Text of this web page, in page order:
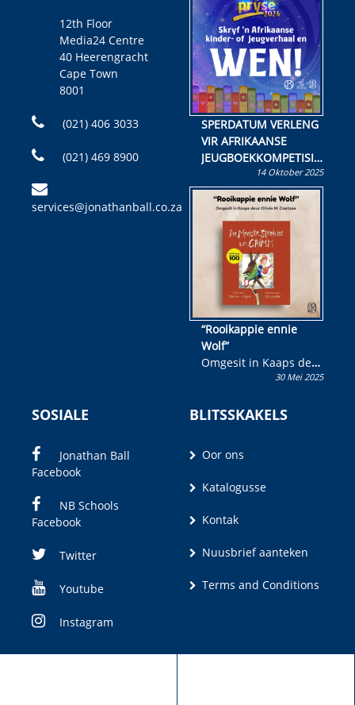
12th Floor
Media24 Centre
40 Heerengracht
Cape Town
8001
(021) 406 3033
(021) 469 8900
services@jonathanball.co.za
SPERDATUM VERLENG
VIR AFRIKAANSE
JEUGBOEKKOMPETISIE
Skryf ’n jeugboek of
kinderboek en staan ’n
kans om R50 000 te
wen!
14 Oktober 2025
“Rooikappie ennie
Wolf”
Omgesit in Kaaps deur
Olivia M. Coetzee30 Mei 2025
SOSIALE
Jonathan Ball
Facebook
NB Schools
Facebook
Twitter
Youtube
Instagram
BLITSSKAKELS
Oor ons
Katalogusse
Kontak
Nuusbrief aanteken
Terms and Conditions